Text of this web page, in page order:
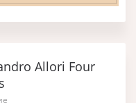
Allori Four